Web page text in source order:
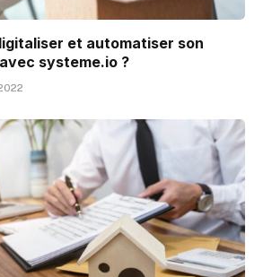
et automatiser son
systeme.io ?